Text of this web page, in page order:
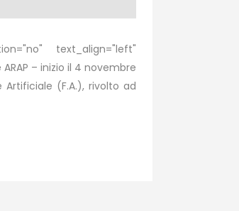
text_align="left"
– inizio il 4 novembre
Artificiale (F.A.), rivolto ad